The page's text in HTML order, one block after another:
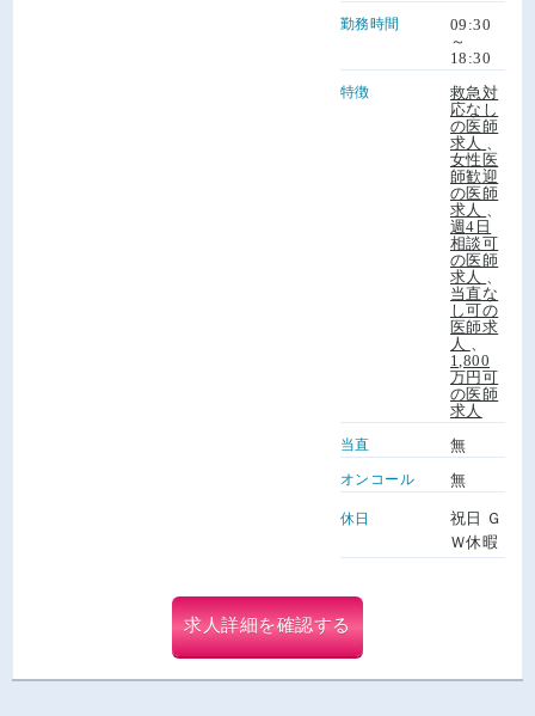
勤務時間
09:30
～
18:30
特徴
救急対
応なし
の医師
求人
女性医
師歓迎
の医師
求人
週4日
相談可
の医師
求人
当直な
し可の
医師求
人
1,800
万円可
の医師
求人
当直 無
オンコール 無
休日
祝日 Ｇ
Ｗ休暇
求人詳細を確認する